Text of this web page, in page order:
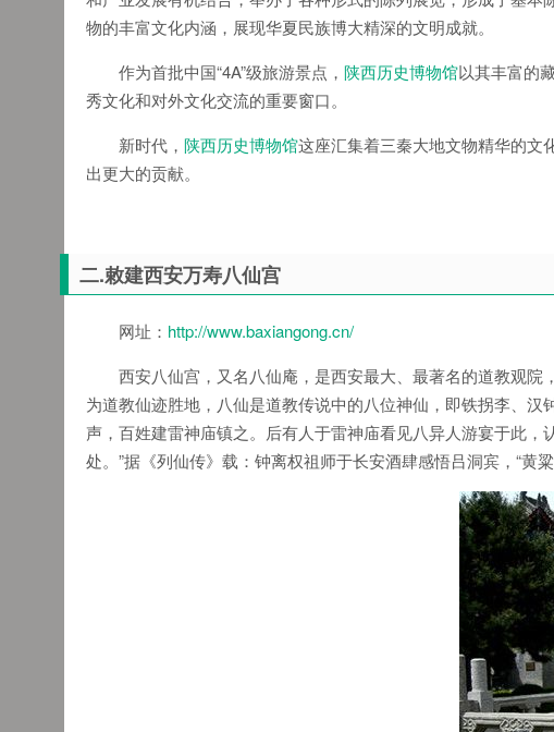
物的丰富文化内涵，展现华夏民族博大精深的文明成就。
作为首批中国“4A”级旅游景点， 陕西历史博物馆以其丰富的
秀文化和对外文化交流的重要窗口。
新时代， 陕西历史博物馆这座汇集着三秦大地文物精华的文
出更大的贡献。
二.敕建西安万寿八仙宫
网址： http://www.baxiangong.cn/
西安八仙宫，又名八仙庵，是西安最大、最著名的道教观
为道教仙迹胜地，八仙是道教传说中的八位神仙，即铁拐李、
声，百姓建雷神庙镇之。后有人于雷神庙看见八异人游宴于此，
处。”据《列仙传》载：钟离权祖师于长安酒肆感悟吕洞宾，“黄